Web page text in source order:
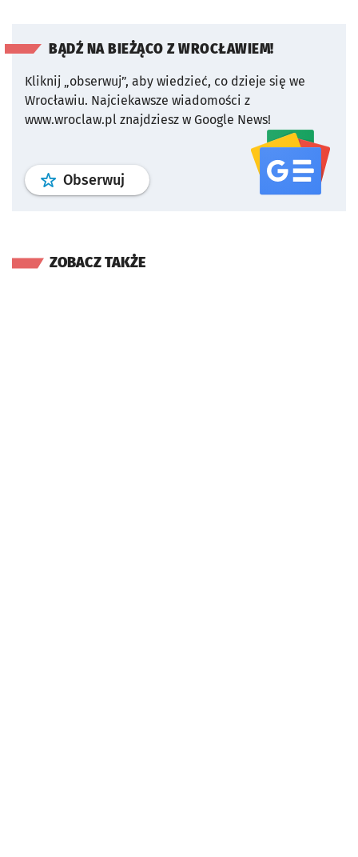
BĄDŹ NA BIEŻĄCO Z WROCŁAWIEM!
Kliknij „obserwuj”, aby wiedzieć, co dzieje się we
Wrocławiu. Najciekawsze wiadomości z
www.wroclaw.pl znajdziesz w Google News!
Obserwuj profil serwisu
ZOBACZ TAKŻE